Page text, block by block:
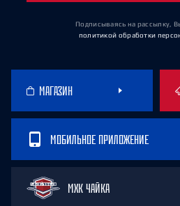
Подписываясь на рассылку,
политикой обработки
МАГАЗИН
МОБИЛЬНОЕ ПРИЛОЖЕНИЕ
МХК ЧАЙКА